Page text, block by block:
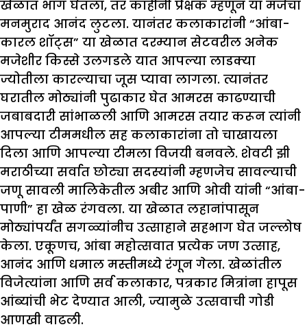
खेळात भाग घेतला, तर काहींनी प्रेक्षक म्हणून या मजेचा
मनमुराद आनंद लुटला. यानंतर कलाकारांनी “आंबा-
कारल शॉट्स” या खेळात दरम्यान सेटवरील अनेक
मजेशीर किस्से उलगडले यात आपल्या लाडक्या
ज्योतीला कारल्याचा जूस प्यावा लागला. त्यानंतर
घरातील मोठ्यांनी पुढाकार घेत आमरस काढण्याची
जबाबदारी सांभाळली आणि आमरस तयार करून त्यांनी
आपल्या टीममधील सह कलाकारांना तो चाखायला
दिला आणि आपल्या टीमला विजयी बनवले. शेवटी झी
मराठीच्या सर्वात छोट्या सदस्यांनी म्हणजेच सावल्याची
जणू सावली मालिकेतील अबीर आणि ओवी यांनी “आंबा-
पाणी” हा खेळ रंगवला. या खेळात लहानांपासून
मोठ्यांपर्यंत सगळ्यांनीच उत्साहाने सहभाग घेत जल्लोष
केला. एकूणच, आंबा महोत्सवात प्रत्येक जण उत्साह,
आनंद आणि धमाल मस्तीमध्ये रंगून गेला. खेळांतील
विजेत्यांना आणि सर्व कलाकार, पत्रकार मित्रांना हापूस
आंब्यांची भेट देण्यात आली, ज्यामुळे उत्सवाची गोडी
आणखी वाढली.